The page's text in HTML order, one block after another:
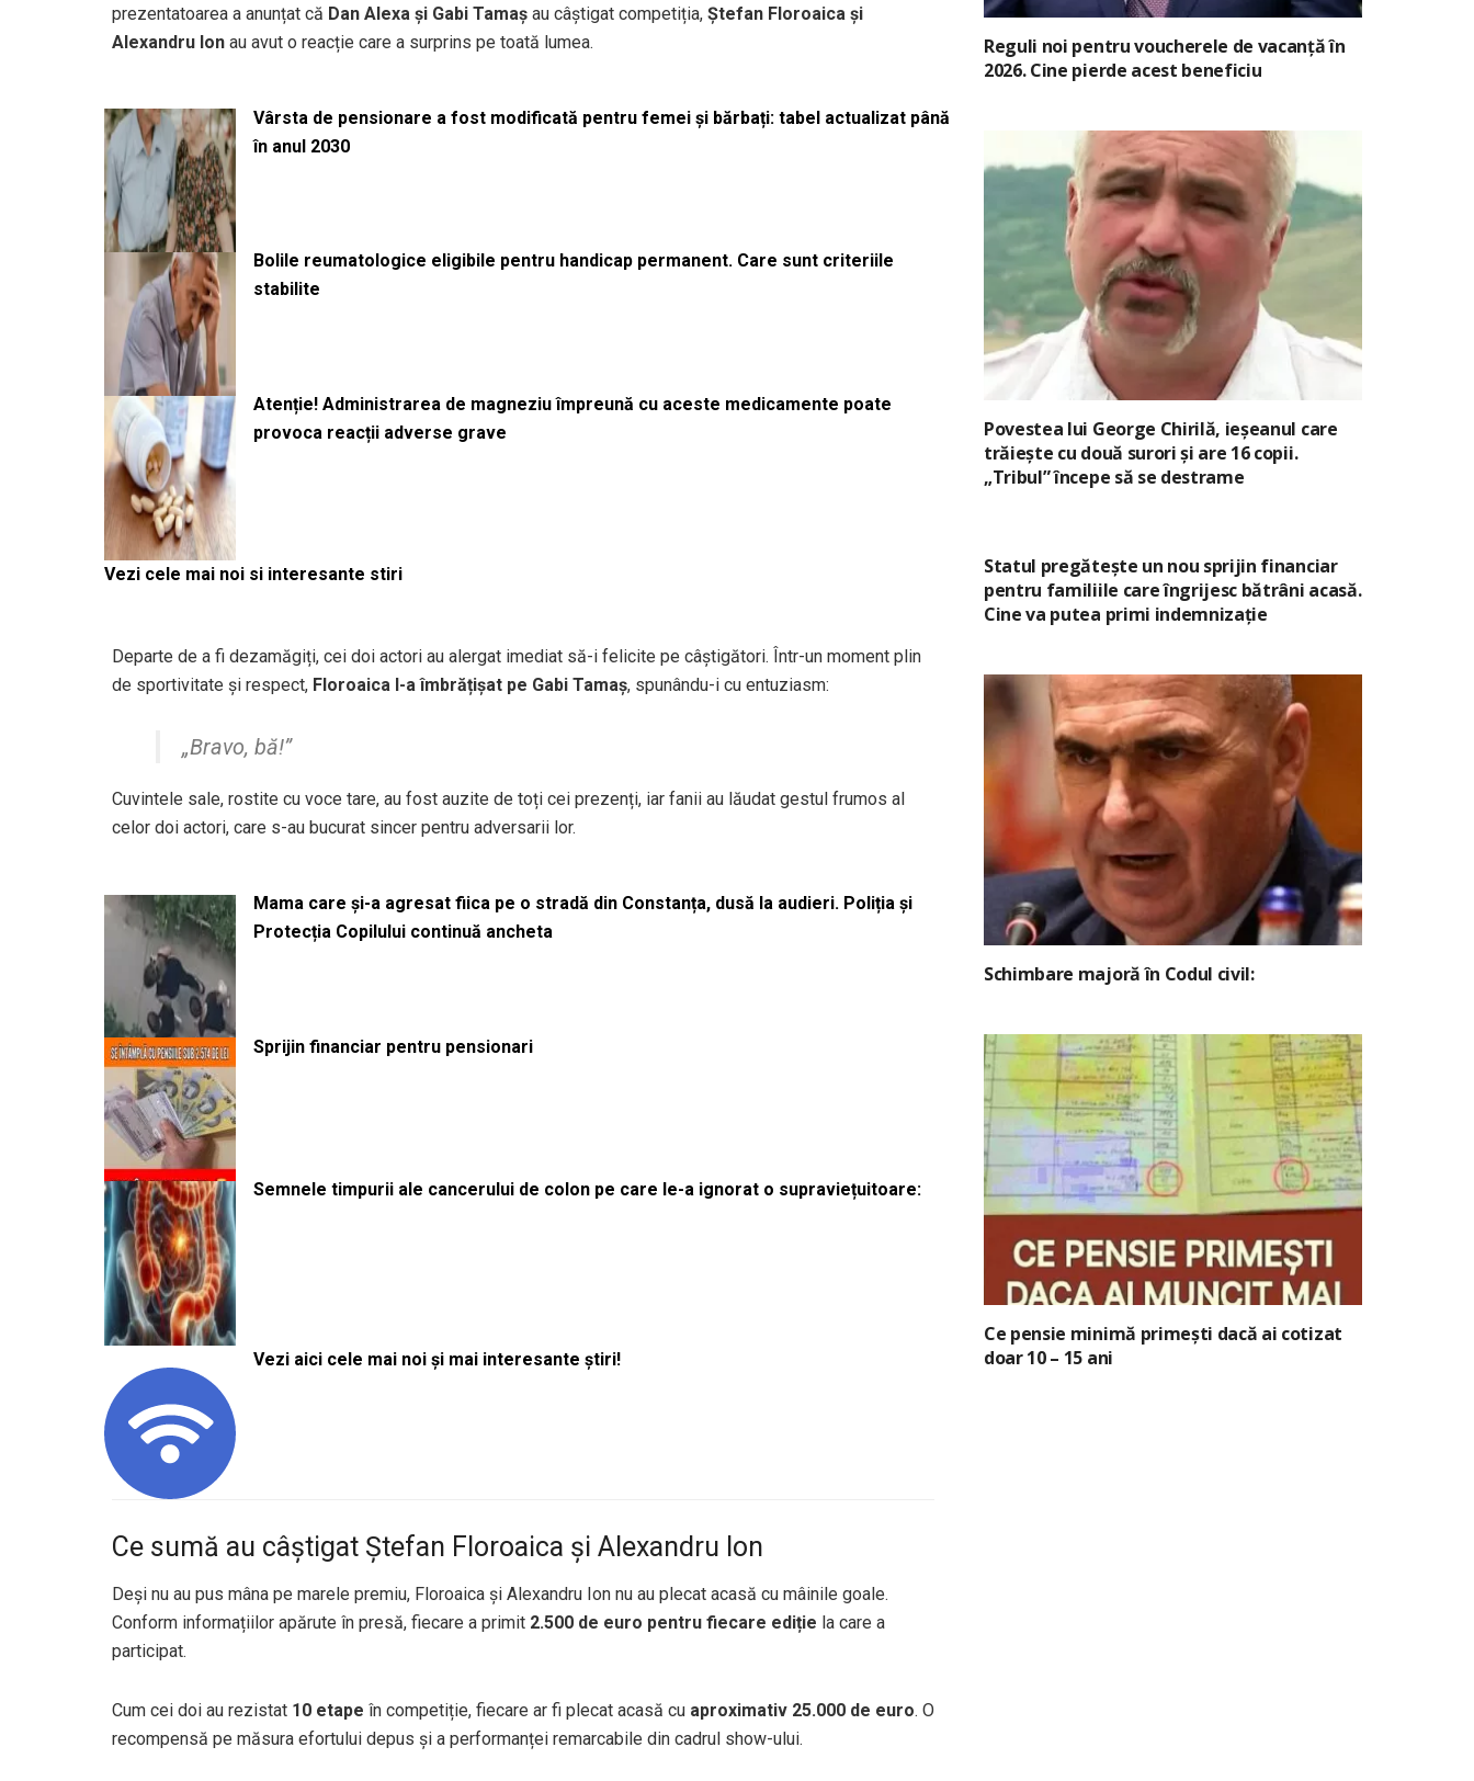
prezentatoarea a anunțat că Dan Alexa și Gabi Tamaș au câștigat competiția, Ștefan Floroaica și
Alexandru Ion au avut o reacție care a surprins pe toată lumea.
Vârsta de pensionare a fost modificată pentru femei și bărbați: tabel actualizat până
în anul 2030
Bolile reumatologice eligibile pentru handicap permanent. Care sunt criteriile
stabilite
Atenție! Administrarea de magneziu împreună cu aceste medicamente poate
provoca reacții adverse grave
Vezi cele mai noi si interesante stiri
Departe de a fi dezamăgiți, cei doi actori au alergat imediat să-i felicite pe câștigători. Într-un moment plin
de sportivitate și respect, Floroaica l-a îmbrățișat pe Gabi Tamaș, spunându-i cu entuziasm:
„Bravo, bă!”
Cuvintele sale, rostite cu voce tare, au fost auzite de toți cei prezenți, iar fanii au lăudat gestul frumos al
celor doi actori, care s-au bucurat sincer pentru adversarii lor.
Mama care și-a agresat fiica pe o stradă din Constanța, dusă la audieri. Poliția și
Protecția Copilului continuă ancheta
Sprijin financiar pentru pensionari
Semnele timpurii ale cancerului de colon pe care le-a ignorat o supraviețuitoare:
Vezi aici cele mai noi și mai interesante știri!
Ce sumă au câștigat Ștefan Floroaica și Alexandru Ion
Deși nu au pus mâna pe marele premiu, Floroaica și Alexandru Ion nu au plecat acasă cu mâinile goale.
Conform informațiilor apărute în presă, fiecare a primit 2.500 de euro pentru fiecare ediție la care a
participat.
Cum cei doi au rezistat 10 etape în competiție, fiecare ar fi plecat acasă cu aproximativ 25.000 de euro. O
recompensă pe măsura efortului depus și a performanței remarcabile din cadrul show-ului.
Reguli noi pentru voucherele de vacanță în
2026. Cine pierde acest beneficiu
Povestea lui George Chirilă, ieșeanul care
trăiește cu două surori și are 16 copii.
„Tribul” începe să se destrame
Statul pregătește un nou sprijin financiar
pentru familiile care îngrijesc bătrâni acasă.
Cine va putea primi indemnizație
Schimbare majoră în Codul civil:
Ce pensie minimă primești dacă ai cotizat
doar 10 – 15 ani